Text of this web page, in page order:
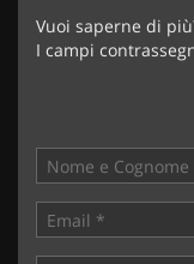
Vuoi saperne di
I campi